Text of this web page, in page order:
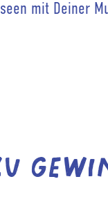
mit Deiner